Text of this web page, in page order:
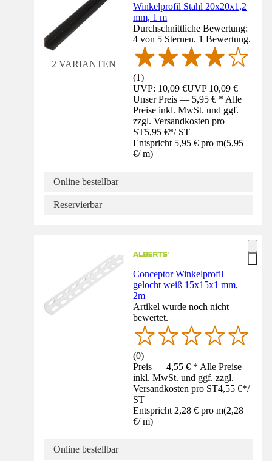
2 VARIANTEN
Winkelprofil Stahl 20x20x1,2
mm, 1 m
Durchschnittliche Bewertung:
4 von 5 Sternen. 1 Bewertung.
(1)
UVP: 10,09 €UVP10,09 €
Unser Preis — 5,95 € * Alle
Preise inkl. MwSt. und ggf.
zzgl. Versandkosten pro
ST5,95 €*/ ST
Entspricht 5,95 € pro m(5,95
€/ m)
Online bestellbar
Reservierbar
Conceptor Winkelprofil
gelocht weiß 15x15x1 mm,
2m
Artikel wurde noch nicht
bewertet.
(0)
Preis — 4,55 € * Alle Preise
inkl. MwSt. und ggf. zzgl.
Versandkosten pro ST4,55 €*/
ST
Entspricht 2,28 € pro m(2,28
€/ m)
Online bestellbar